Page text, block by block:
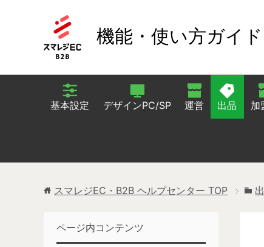
機能・使い方ガイド
基本設定 デザインPC/SP 運営 出品 加
スマレジEC・B2B ヘルプセンター TOP
ページ内コンテンツ